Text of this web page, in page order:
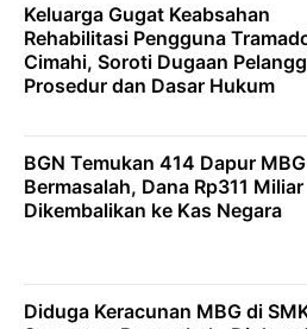
Keluarga Gugat Keabsahan
Rehabilitasi Pengguna
Cimahi, Soroti Dugaan
Prosedur dan Dasar Hukum
BGN Temukan 414 Dapur MBG
Bermasalah, Dana Rp311 Miliar
Dikembalikan ke Kas Negara
Diduga Keracunan MBG di